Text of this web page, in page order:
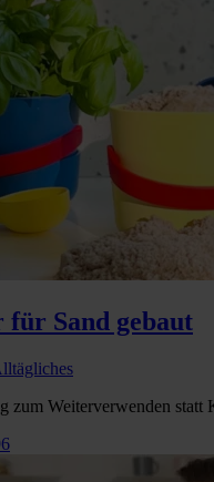
Sand gebaut
zum Weiterverwenden statt